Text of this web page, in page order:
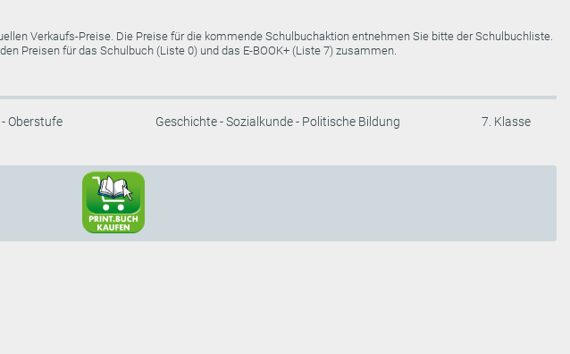
Verkaufs-Preise. Die Preise für die kommende Schulbuchaktion entnehmen Sie bitte der Schulbuchliste.
Preisen für das Schulbuch (Liste 0) und das E-BOOK+ (Liste 7) zusammen.
Oberstufe Geschichte - Sozialkunde - Politische Bildung 7. Klasse